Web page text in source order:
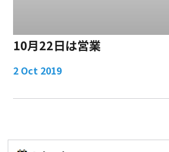
10月22日は営業
2 Oct 2019